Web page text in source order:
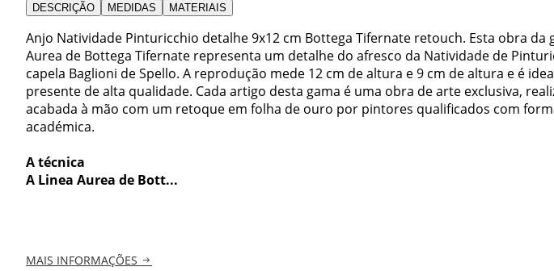
DESCRIÇÃO MEDIDAS MATERIAIS
Anjo Natividade Pinturicchio detalhe 9x12 cm Bottega Tifernate retouch. Esta obra da
Aurea de Bottega Tifernate representa um detalhe do afresco da Natividade de
capela Baglioni de Spello. A reprodução mede 12 cm de altura e 9 cm de altura e é
presente de alta qualidade. Cada artigo desta gama é uma obra de arte exclusiva,
acabada à mão com um retoque em folha de ouro por pintores qualificados com
académica.
A técnica
A Linea Aurea de Bott...
MAIS INFORMAÇÕES